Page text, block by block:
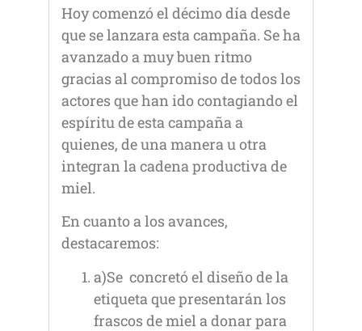
Hoy comenzó el décimo día desde
que se lanzara esta campaña. Se ha
avanzado a muy buen ritmo
gracias al compromiso de todos los
actores que han ido contagiando el
espíritu de esta campaña a
quienes, de una manera u otra
integran la cadena productiva de
miel.
En cuanto a los avances,
destacaremos:
a)Se concretó el diseño de la
etiqueta que presentarán los
frascos de miel a donar para